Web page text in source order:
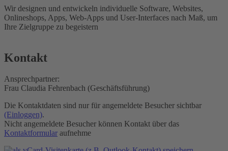
Wir designen und entwickeln individuelle Software, Websites,
Onlineshops, Apps, Web-Apps und User-Interfaces nach Maß, um
Ihre Zielgruppe zu begeistern
Kontakt
Ansprechpartner:
Frau Claudia Fehrenbach (Geschäftsführung)
Die Kontaktdaten sind nur für angemeldete Besucher sichtbar
(Einloggen).
Nicht angemeldete Besucher können Kontakt über das
Kontaktformular aufnehme